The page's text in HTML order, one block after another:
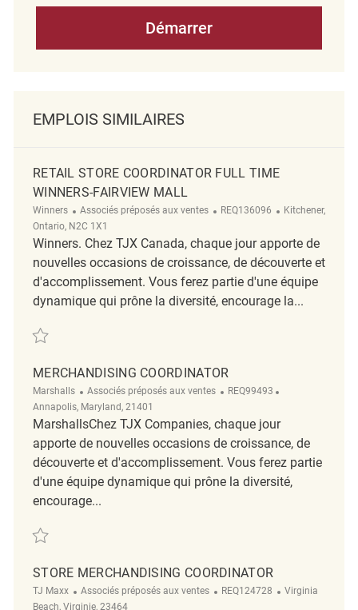
Démarrer
EMPLOIS SIMILAIRES
RETAIL STORE COORDINATOR FULL TIME
WINNERS-FAIRVIEW MALL
Winners Catégorie
Associés préposés aux ventes ReqId
REQ136096 Emplacement
Kitchener,
Ontario, N2C 1X1
Winners. Chez TJX Canada, chaque jour apporte de
nouvelles occasions de croissance, de découverte et
d'accomplissement. Vous ferez partie d'une équipe
dynamique qui prône la diversité, encourage la...
Sauvegarder Retail Store Coordinator Full Time Winners-Fairview Mall
MERCHANDISING COORDINATOR
Marshalls Catégorie
Associés préposés aux ventes ReqId
REQ99493
Annapolis, Maryland, 21401
MarshallsChez TJX Companies, chaque jour
apporte de nouvelles occasions de croissance, de
découverte et d'accomplissement. Vous ferez partie
d'une équipe dynamique qui prône la diversité,
encourage...
Sauvegarder Merchandising Coordinator REQ99493
STORE MERCHANDISING COORDINATOR
TJ Maxx Catégorie
Associés préposés aux ventes ReqId
REQ124728 Emplacement
Virginia
Beach, Virginie, 23464